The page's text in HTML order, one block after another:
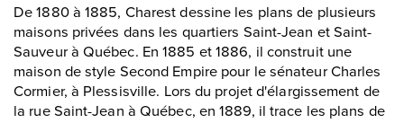
De 1880 à 1885, Charest dessine les plans de plusieurs
maisons privées dans les quartiers Saint-Jean et Saint-
Sauveur à Québec. En 1885 et 1886, il construit une
maison de style Second Empire pour le sénateur Charles
Cormier, à Plessisville. Lors du projet d'élargissement de
la rue Saint-Jean à Québec, en 1889, il trace les plans de